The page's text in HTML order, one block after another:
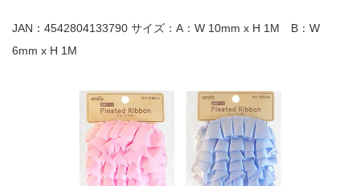
JAN：4542804133790 サイズ：A：W 10mm x H 1M B：W
6mm x H 1M